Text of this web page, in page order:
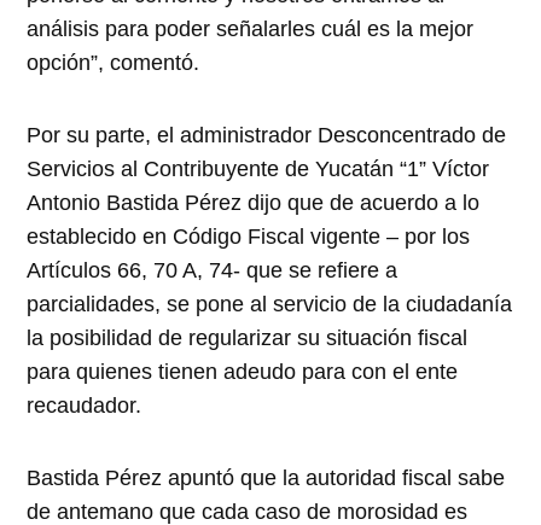
análisis para poder señalarles cuál es la mejor
opción”, comentó.
Por su parte, el administrador Desconcentrado de
Servicios al Contribuyente de Yucatán “1” Víctor
Antonio Bastida Pérez dijo que de acuerdo a lo
establecido en Código Fiscal vigente – por los
Artículos 66, 70 A, 74- que se refiere a
parcialidades, se pone al servicio de la ciudadanía
la posibilidad de regularizar su situación fiscal
para quienes tienen adeudo para con el ente
recaudador.
Bastida Pérez apuntó que la autoridad fiscal sabe
de antemano que cada caso de morosidad es